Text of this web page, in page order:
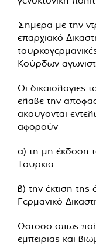
Σήμερα με την
επαρχιακό
Κούρδων
Οι δικαιολογίες
έλαβε την
ακούγονται
αφορούν
α) τη μη έκδοση
Τουρκία
β) την έκτιση της
Γερμανικό
Ωστόσο όπως
εμπειρίας και